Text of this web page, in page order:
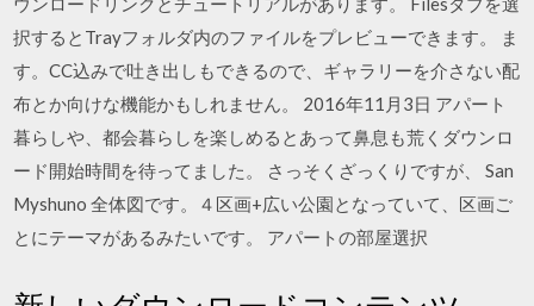
択するとTrayフォルダ内のファイルをプレビューできます。 ま
す。CC込みで吐き出しもできるので、ギャラリーを介さない配
布とか向けな機能かもしれません。 2016年11月3日 アパート
暮らしや、都会暮らしを楽しめるとあって鼻息も荒くダウンロ
ード開始時間を待ってました。 さっそくざっくりですが、 San
Myshuno 全体図です。４区画+広い公園となっていて、区画ご
とにテーマがあるみたいです。 アパートの部屋選択